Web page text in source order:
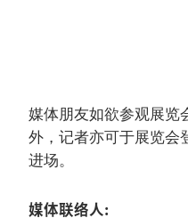
媒体朋友如欲参观展览
外，记者亦可于展览会
进场。
媒体联络人: